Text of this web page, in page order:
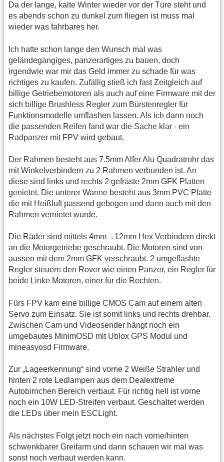
Da der lange, kalte Winter wieder vor der Türe steht und
es abends schon zu dunkel zum fliegen ist muss mal
wieder was fahrbares her.
Ich hatte schon lange den Wunsch mal was
geländegängiges, panzerartiges zu bauen, doch
irgendwie war mir das Geld immer zu schade für was
richtiges zu kaufen. Zufällig stieß ich fast Zeitgleich auf
billige Getriebemotoren als auch auf eine Firmware mit der
sich billige Brushless Regler zum Bürstenregler für
Funktionsmodelle umflashen lassen. Als ich dann noch
die passenden Reifen fand war die Sache klar - ein
Radpanzer mit FPV wird gebaut.
Der Rahmen besteht aus 7.5mm Alfer Alu Quadratrohr das
mit Winkelverbindern zu 2 Rahmen verbunden ist. An
diese sind links und rechts 2 gefräste 2mm GFK Platten
genietet. Die unterer Wanne besteht aus 3mm PVC Platte
die mit Heißluft passend gebogen und dann auch mit den
Rahmen vernietet wurde.
Die Räder sind mittels 4mm→12mm Hex Verbindern direkt
an die Motorgetriebe geschraubt. Die Motoren sind von
aussen mit dem 2mm GFK verschraubt. 2 umgeflashte
Regler steuern den Rover wie einen Panzer, ein Regler für
beide Linke Motoren, einer für die Rechten.
Fürs FPV kam eine billige CMOS Cam auf einem alten
Servo zum Einsatz. Sie ist somit links und rechts drehbar.
Zwischen Cam und Videosender hängt noch ein
umgebautes MinimOSD mit Ublox GPS Modul und
mineasyosd Firmware.
Zur „Lageerkennung“ sind vorne 2 Weiße Strahler und
hinten 2 rote Ledlampen aus dem Dealextreme
Autobirnchen Bereich verbaut. Für richtig hell ist vorne
noch ein 10W LED-Streifen verbaut. Geschaltet werden
die LEDs über mein ESCLight.
Als nächstes Folgt jetzt noch ein nach vorne/hinten
schwenkbarer Greifarm und dann schauen wir mal was
sonst noch verbaut werden kann.